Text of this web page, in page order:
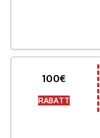
100€
RABATT